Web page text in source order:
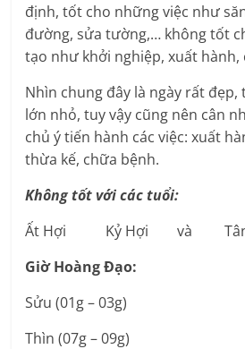
định, tốt cho những việc như
đường, sửa tường,… không tốt
tạo như khởi nghiệp, xuất hành,
Nhìn chung đây là ngày rất
lớn nhỏ, tuy vậy cũng nên cân
chủ ý tiến hành các việc: xuất
thừa kế, chữa bệnh.
Không tốt với các tuổi:
Ất Hợi Kỷ Hợi và Tân
Giờ Hoàng Đạo:
Sửu (01g – 03g)
Thìn (07g – 09g)